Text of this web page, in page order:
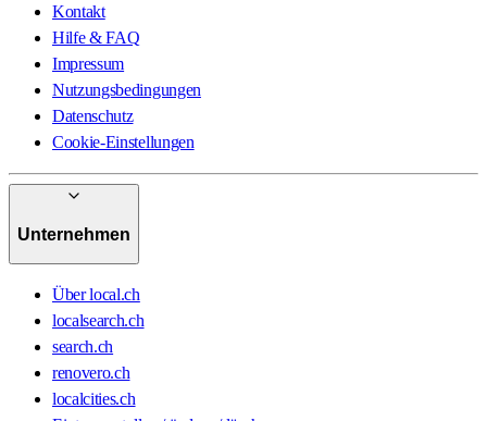
Kontakt
Hilfe & FAQ
Impressum
Nutzungsbedingungen
Datenschutz
Cookie-Einstellungen
Unternehmen
Über local.ch
localsearch.ch
search.ch
renovero.ch
localcities.ch